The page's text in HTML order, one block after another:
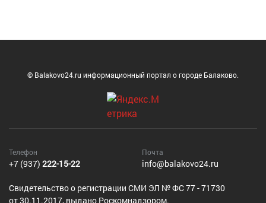
© Balakovo24.ru информационный портал о городе Балаково.
Телефон
+7 (937) 222-15-22
Почта
info@balakovo24.ru
Cвидетельство о регистрации СМИ ЭЛ № ФС 77 - 71730
от 30.11.2017, выдано Роскомнадзором.